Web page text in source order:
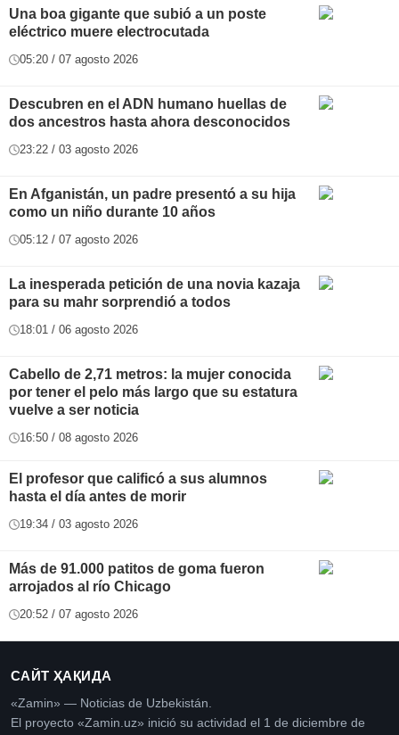
Una boa gigante que subió a un poste
eléctrico muere electrocutada
05:20 / 07 agosto 2026
Descubren en el ADN humano huellas de
dos ancestros hasta ahora desconocidos
23:22 / 03 agosto 2026
En Afganistán, un padre presentó a su hija
como un niño durante 10 años
05:12 / 07 agosto 2026
La inesperada petición de una novia kazaja
para su mahr sorprendió a todos
18:01 / 06 agosto 2026
Cabello de 2,71 metros: la mujer conocida
por tener el pelo más largo que su estatura
vuelve a ser noticia
16:50 / 08 agosto 2026
El profesor que calificó a sus alumnos
hasta el día antes de morir
19:34 / 03 agosto 2026
Más de 91.000 patitos de goma fueron
arrojados al río Chicago
20:52 / 07 agosto 2026
САЙТ ҲАҚИДА
«Zamin» — Noticias de Uzbekistán.
El proyecto «Zamin.uz» inició su actividad el 1 de diciembre de